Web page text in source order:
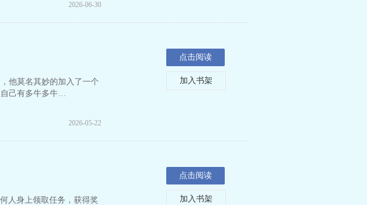
2026-06-30
他莫名其妙的加入了一个
自己有多牛多牛…
2026-05-22
点击阅读
加入书架
人身上领取任务，获得奖
点击阅读
加入书架